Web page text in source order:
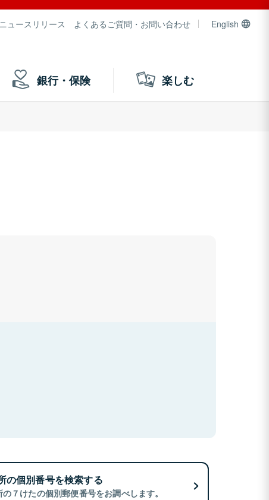
ニュースリリース よくあるご質問・お問い合わせ English
銀行・保険 楽しむ
の個別番号を検索する
７けたの個別郵便番号をお調べします。